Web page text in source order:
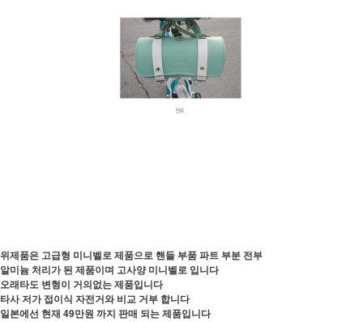
위제품은 고급형 미니벨로 제품으로 핸들 부품 파트 부분 전부
알미늄 처리가 된 제품이며 고사양 미니벨로 입니다
오래타도 변형이 거의없는 제품입니다
타사 저가 접이식 자전거와 비교 거부 합니다
일본에선 현재 49만원 까지 판매 되는 제품입니다